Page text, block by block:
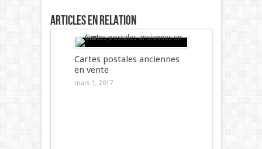
Articles en relation
Cartes postales anciennes
en vente
mars 1, 2017